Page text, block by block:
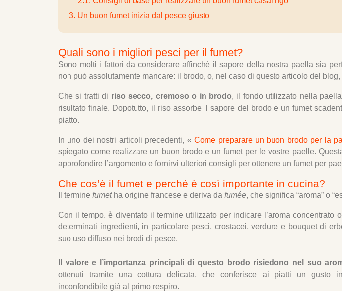
3. Un buon fumet inizia dal pesce giusto
Quali sono i migliori pesci per il fumet?
Sono molti i fattori da considerare affinché il sapore della nostra paella sia
non può assolutamente mancare: il brodo, o, nel caso di questo articolo del blog,
Che si tratti di riso secco, cremoso o in brodo, il fondo utilizzato nella
risultato finale. Dopotutto, il riso assorbe il sapore del brodo e un fumet
piatto.
In uno dei nostri articoli precedenti, «Come preparare un buon brodo per la
spiegato come realizzare un buon brodo e un fumet per le vostre paelle.
approfondire l’argomento e fornirvi ulteriori consigli per ottenere un fumet per
Che cos’è il fumet e perché è così importante in cucina?
Il termine fumetha origine francese e deriva da fumée, che significa “aroma” o
Con il tempo, è diventato il termine utilizzato per indicare l’aroma concentrato
determinati ingredienti, in particolare pesci, crostacei, verdure e bouquet di
suo uso diffuso nei brodi di pesce.
Il valore e l’importanza principali di questo brodo risiedono nel suo
ottenuti tramite una cottura delicata, che conferisce ai piatti un gusto
inconfondibile già al primo respiro.